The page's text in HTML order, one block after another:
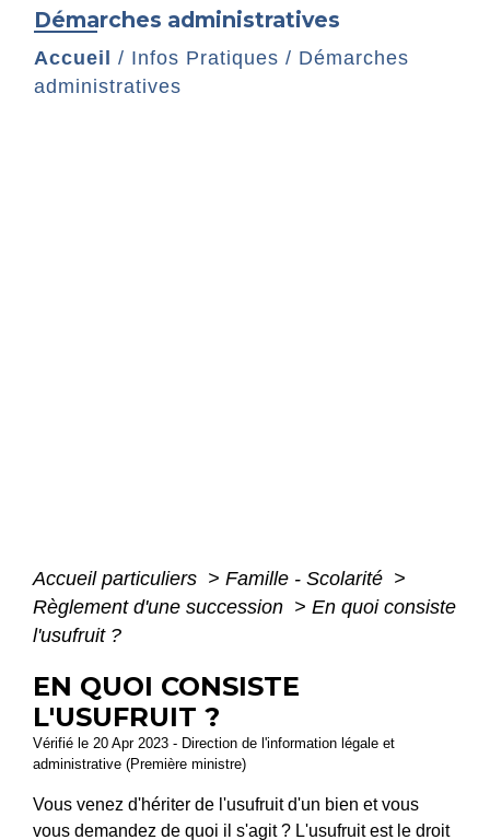
Démarches administratives
Accueil / Infos Pratiques / Démarches
administratives
Accueil particuliers > Famille - Scolarité >
Règlement d'une succession > En quoi consiste
l'usufruit ?
EN QUOI CONSISTE
L'USUFRUIT ?
Vérifié le 20 Apr 2023 - Direction de l'information légale et
administrative (Première ministre)
Vous venez d'hériter de l'usufruit d'un bien et vous
vous demandez de quoi il s'agit ? L'usufruit est le droit